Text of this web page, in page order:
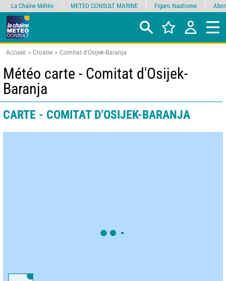
Accueil Croatie Comitat d'Osijek-Baranja
Météo carte - Comitat d'Osijek-
Baranja
CARTE - COMITAT D'OSIJEK-BARANJA
La Chaîne Météo METEO CONSULT MARINE Figaro Nautisme